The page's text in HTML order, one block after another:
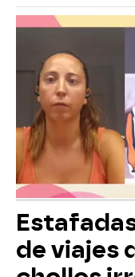
de viajes